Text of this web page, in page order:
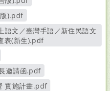
).pdf
表(新生).pdf另開新視窗
邀請函.pdf
窗
實施計畫.pdf